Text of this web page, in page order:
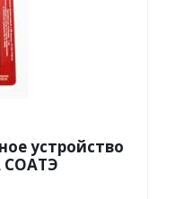
устройство
СОАТЭ